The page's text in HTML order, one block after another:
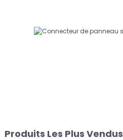
Produits Les Plus Vendus